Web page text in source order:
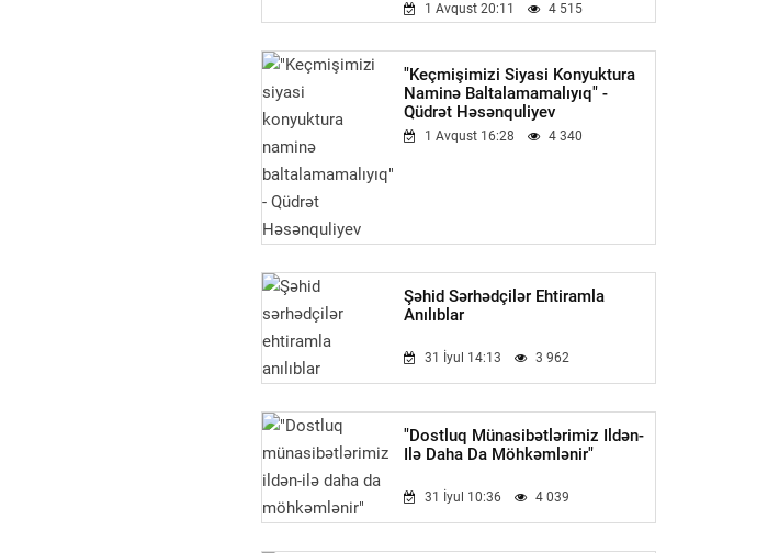
1 Avqust 20:11 4 515
"Keçmişimizi Siyasi Konyuktura
Naminə Baltalamamalıyıq" -
Qüdrət Həsənquliyev
1 Avqust 16:28 4 340
Şəhid Sərhədçilər Ehtiramla
Anılıblar
31 İyul 14:13 3 962
"Dostluq Münasibətlərimiz Ildən-
Ilə Daha Da Möhkəmlənir"
31 İyul 10:36 4 039